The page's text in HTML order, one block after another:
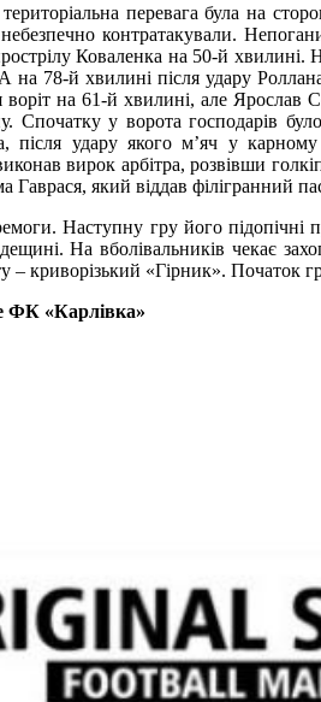
перевага була на
контратакували.
Коваленка на 50-й
78-й хвилині після удару
воріт на 61-й хвилині, але
Спочатку у ворота господарів
після удару якого м’яч у
вирок арбітра, розвівши
який віддав філігранний пас
Наступну гру його підопічні
На вболівальників чекає
– криворізький «Гірник». Початок
ФК «Карлівка»